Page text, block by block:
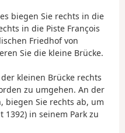
biegen Sie rechts in die
in die Piste François
Friedhof von
Sie die kleine Brücke.
kleinen Brücke rechts
zu umgehen. An der
biegen Sie rechts ab, um
1392) in seinem Park zu